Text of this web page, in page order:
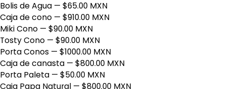
Bolis de Agua — $65.00 MXN
Caja de cono — $910.00 MXN
Miki Cono — $90.00 MXN
Tosty Cono — $90.00 MXN
Porta Conos — $1000.00 MXN
Caja de canasta — $800.00 MXN
Porta Paleta — $50.00 MXN
Caja Papa Natural — $800.00 MXN